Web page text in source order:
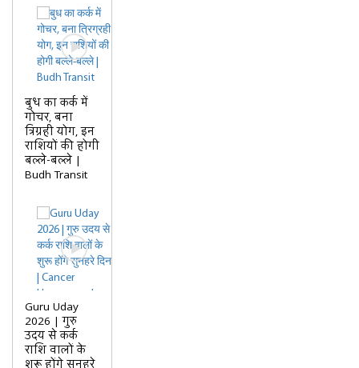
बुध का कर्क में
गोचर, बना
त्रिग्रही योग, इन
राशियों की होगी
बल्ले-बल्ले |
Budh Transit
Guru Uday
2026 | गुरु
उदय से कर्क
राशि वालों के
शुरू होंगे सुनहरे